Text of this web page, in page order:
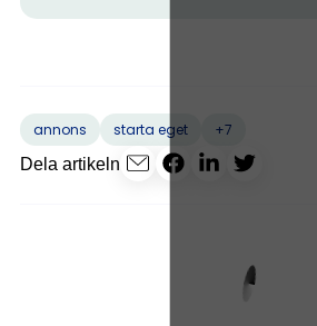
annons starta eget
+7
Dela artikeln